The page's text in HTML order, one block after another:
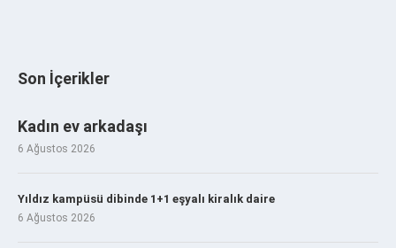
Son İçerikler
Kadın ev arkadaşı
6 Ağustos 2026
Yıldız kampüsü dibinde 1+1 eşyalı kiralık daire
6 Ağustos 2026